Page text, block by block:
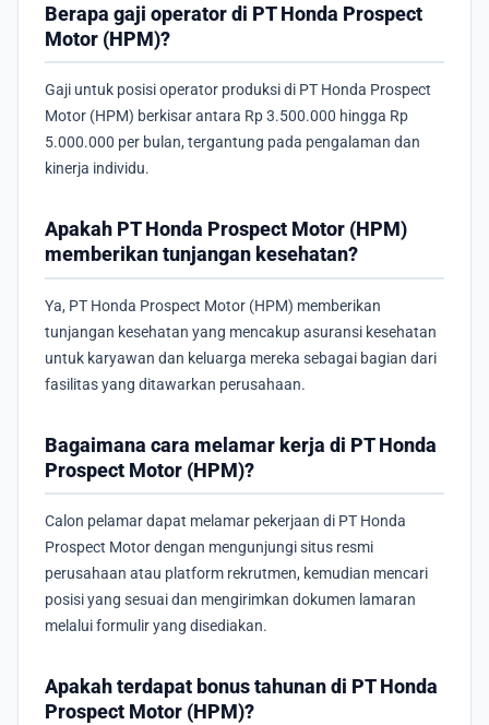
Berapa gaji operator di PT Honda Prospect
Motor (HPM)?
Gaji untuk posisi operator produksi di PT Honda Prospect
Motor (HPM) berkisar antara Rp 3.500.000 hingga Rp
5.000.000 per bulan, tergantung pada pengalaman dan
kinerja individu.
Apakah PT Honda Prospect Motor (HPM)
memberikan tunjangan kesehatan?
Ya, PT Honda Prospect Motor (HPM) memberikan
tunjangan kesehatan yang mencakup asuransi kesehatan
untuk karyawan dan keluarga mereka sebagai bagian dari
fasilitas yang ditawarkan perusahaan.
Bagaimana cara melamar kerja di PT Honda
Prospect Motor (HPM)?
Calon pelamar dapat melamar pekerjaan di PT Honda
Prospect Motor dengan mengunjungi situs resmi
perusahaan atau platform rekrutmen, kemudian mencari
posisi yang sesuai dan mengirimkan dokumen lamaran
melalui formulir yang disediakan.
Apakah terdapat bonus tahunan di PT Honda
Prospect Motor (HPM)?